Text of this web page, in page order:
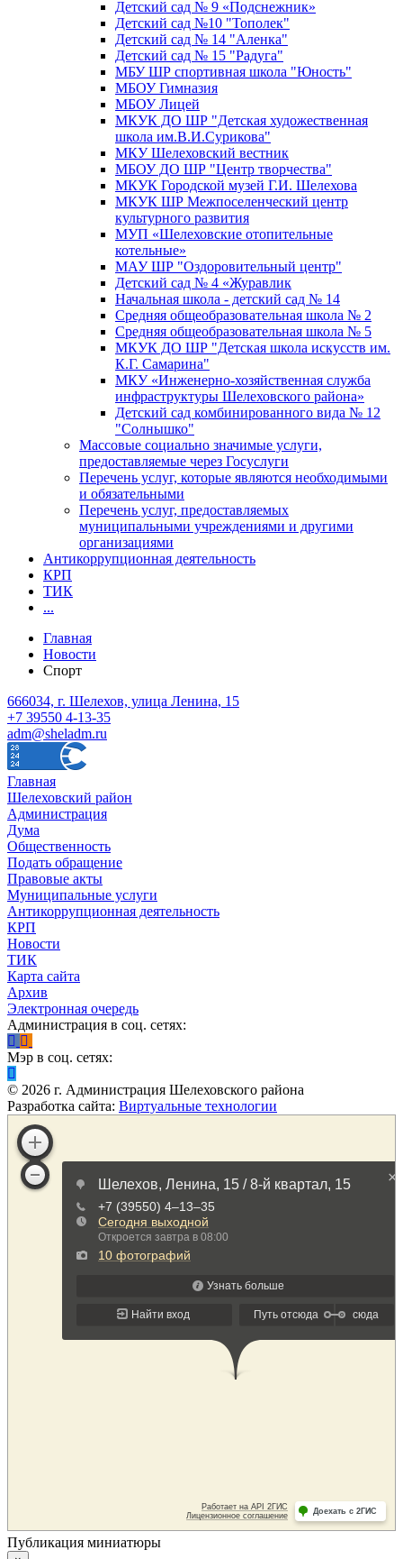
Детский сад № 9 «Подснежник»
Детский сад №10 "Тополек"
Детский сад № 14 "Аленка"
Детский сад № 15 "Радуга"
МБУ ШР спортивная школа "Юность"
МБОУ Гимназия
МБОУ Лицей
МКУК ДО ШР "Детская художественная
школа им.В.И.Сурикова"
МКУ Шелеховский вестник
МБОУ ДО ШР "Центр творчества"
МКУК Городской музей Г.И. Шелехова
МКУК ШР Межпоселенческий центр
культурного развития
МУП «Шелеховские отопительные
котельные»
МАУ ШР "Оздоровительный центр"
Детский сад № 4 «Журавлик
Начальная школа - детский сад № 14
Средняя общеобразовательная школа № 2
Средняя общеобразовательная школа № 5
МКУК ДО ШР "Детская школа искусств им.
К.Г. Самарина"
МКУ «Инженерно-хозяйственная служба
инфраструктуры Шелеховского района»
Детский сад комбинированного вида № 12
"Солнышко"
Массовые социально значимые услуги,
предоставляемые через Госуслуги
Перечень услуг, которые являются необходимыми
и обязательными
Перечень услуг, предоставляемых
муниципальными учреждениями и другими
организациями
Антикоррупционная деятельность
КРП
ТИК
...
Главная
Новости
Спорт
666034, г. Шелехов, улица Ленина, 15
+7 39550 4-13-35
adm@sheladm.ru
Главная
Шелеховский район
Администрация
Дума
Общественность
Подать обращение
Правовые акты
Муниципальные услуги
Антикоррупционная деятельность
КРП
Новости
ТИК
Карта сайта
Архив
Электронная очередь
Администрация в соц. сетях:
Мэр в соц. сетях:
© 2026 г. Администрация Шелеховского района
Разработка сайта: Виртуальные технологии
Публикация миниатюры